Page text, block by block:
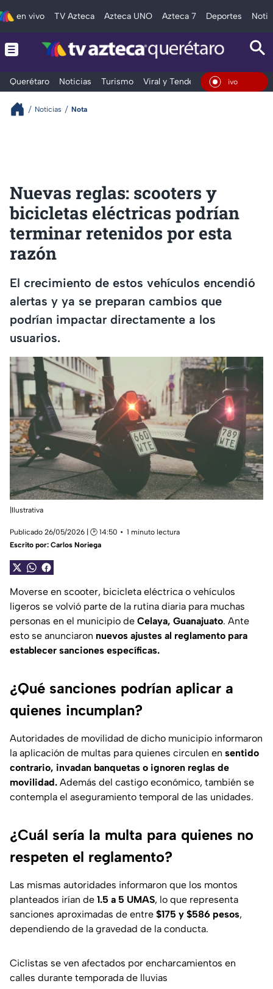
en vivo TV Azteca Azteca UNO Azteca 7 Deportes
Querétaro Noticias Turismo Viral y Tendencia Clima
En Vivo
Noticias Nota
Nuevas reglas: scooters y
bicicletas eléctricas podrían
terminar retenidos por esta
razón
El crecimiento de estos vehículos encendió
alertas y ya se preparan cambios que
podrían impactar directamente a los
usuarios.
|Ilustrativa
Publicado 26/05/2026 | 🕑 14:50
1 minuto lectura
Escrito por: Carlos Noriega
Moverse en scooter, bicicleta eléctrica o vehículos
ligeros se volvió parte de la rutina diaria para muchas
personas en el municipio de Celaya, Guanajuato. Ante
esto se anunciaron nuevos ajustes al reglamento para
establecer sanciones específicas.
¿Qué sanciones podrían aplicar a
quienes incumplan?
Autoridades de movilidad de dicho municipio informaron
la aplicación de multas para quienes circulen en sentido
contrario, invadan banquetas o ignoren reglas de
movilidad. Además del castigo económico, también se
contempla el aseguramiento temporal de las unidades.
¿Cuál sería la multa para quienes no
respeten el reglamento?
Las mismas autoridades informaron que los montos
planteados irían de 1.5 a 5 UMAS, lo que representa
sanciones aproximadas de entre $175 y $586 pesos,
dependiendo de la gravedad de la conducta.
Ciclistas se ven afectados por encharcamientos en
calles durante temporada de lluvias